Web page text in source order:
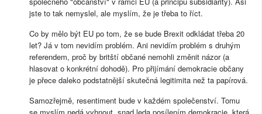
jste to tak nemyslel, ale myslím, že je třeba to říct.
Co by mělo být EU po tom, že se bude Brexit odkládat třeba 20
let? Já v tom nevidím problém. Ani nevidím problém s druhým
referendem, proč by britští občané nemohli změnit názor (a
hlasovat o konkrétní dohodě). Pro přijímání demokracie občany
je přece daleko podstatnější skutečná legitimita než ta papírová.
Samozřejmě, resentiment bude v každém společenství. Tomu